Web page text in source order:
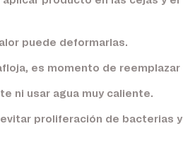
puede deformarlas.
es momento de reemplazar
ni usar agua muy caliente.
proliferación de bacterias